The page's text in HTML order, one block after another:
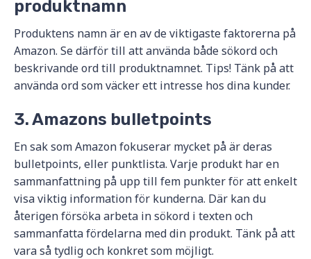
produktnamn
Produktens namn är en av de viktigaste faktorerna på
Amazon. Se därför till att använda både sökord och
beskrivande ord till produktnamnet. Tips! Tänk på att
använda ord som väcker ett intresse hos dina kunder.
3. Amazons bulletpoints
En sak som Amazon fokuserar mycket på är deras
bulletpoints, eller punktlista. Varje produkt har en
sammanfattning på upp till fem punkter för att enkelt
visa viktig information för kunderna. Där kan du
återigen försöka arbeta in sökord i texten och
sammanfatta fördelarna med din produkt. Tänk på att
vara så tydlig och konkret som möjligt.